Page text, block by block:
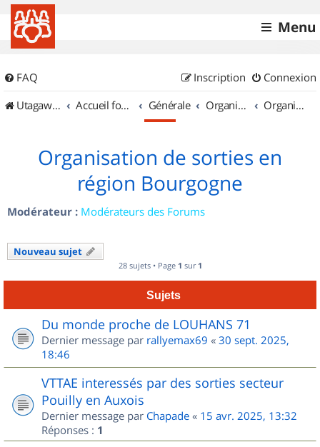
Menu
FAQ Connexion
Inscription
UtagawaVTT (Randos VTT et VTTAE avec traces GPS)
Accueil forum Générale Organisation de sorties & Recherche de partenaires Organisation de sorties en région Bourgogne
Organisation de sorties en
région Bourgogne
Modérateur : Modérateurs des Forums
Nouveau sujet
28 sujets • Page 1 sur 1
Sujets
Du monde proche de LOUHANS 71
Dernier message par rallyemax69 « 30 sept. 2025,
18:46
VTTAE interessés par des sorties secteur
Pouilly en Auxois
Dernier message par Chapade « 15 avr. 2025, 13:32
Réponses : 1